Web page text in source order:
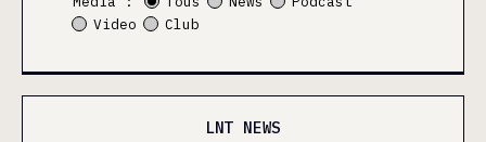
Video
Club
LNT NEWS